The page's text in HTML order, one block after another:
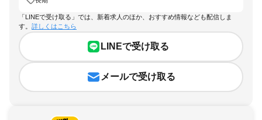
「LINEで受け取る」では、新着求人のほか、おすすめ情報なども配信しま
す。 詳しくはこちら
LINEで受け取る
メールで受け取る